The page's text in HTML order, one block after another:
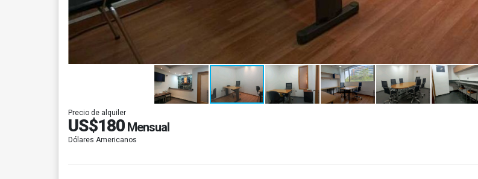
Precio de alquiler
US$180 Mensual
Dólares Americanos